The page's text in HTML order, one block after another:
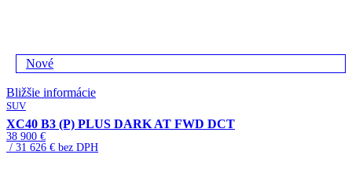
Nové
Bližšie informácie
SUV
XC40 B3 (P) PLUS DARK AT FWD DCT
38 900 €
/ 31 626 € bez DPH